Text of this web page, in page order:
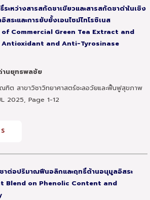
ะหว่างสารสกัดชาเขียวและสารสกัดชาดำในเชิง
สระและการยับยั้งเอนไซม์ไทโรซิเนส
Commercial Green Tea Extract and
Antioxidant and Anti-Tyrosinase
นยุทธพลชัย
ฑิต สาขาวิชาวิทยาศาสตร์ชะลอวัยและฟื้นฟูสุขภาพ
2025, Page 1-12
าต่อปริมาณฟีนอลิกและฤทธิ์ต้านอนุมูลอิสระ
Blend on Phenolic Content and